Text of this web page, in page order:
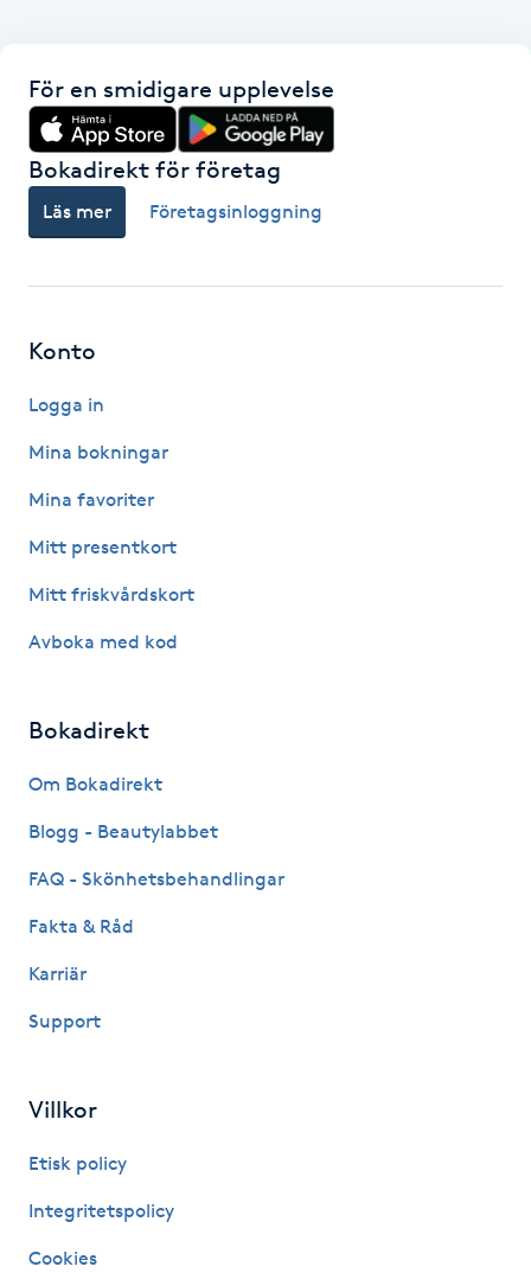
HIFU
Hollywood Peel
Hot Stone Massage
Hot yoga
Hudföryngring
Huduppstramning
Hudvård
Hyaluronsyra
Hårbottenbehandling
Hårförlängning
Hälsa
Idrottsmassage
IPL
För en smidigare upplevelse
Bokadirekt för företag
Läs mer Företagsinloggning
Konto
Logga in
Mina bokningar
Mina favoriter
Mitt presentkort
Mitt friskvårdskort
Avboka med kod
Bokadirekt
Om Bokadirekt
Blogg - Beautylabbet
FAQ - Skönhetsbehandlingar
Fakta & Råd
Karriär
Support
Villkor
Etisk policy
Integritetspolicy
Cookies